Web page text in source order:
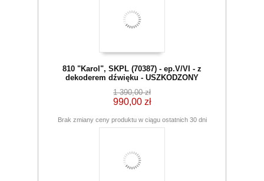
810 "Karol", SKPL (70387) - ep.V/VI - z
dekoderem dźwięku - USZKODZONY
1 390,00 zł
990,00 zł
Brak zmiany ceny produktu w ciągu ostatnich 30 dni